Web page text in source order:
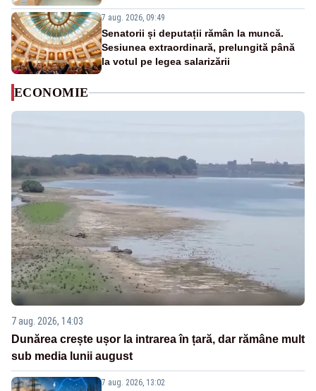
7 aug. 2026, 09:49
Senatorii și deputații rămân la muncă.
Sesiunea extraordinară, prelungită până
la votul pe legea salarizării
ECONOMIE
7 aug. 2026, 14:03
Dunărea crește ușor la intrarea în țară, dar rămâne mult
sub media lunii august
7 aug. 2026, 13:02